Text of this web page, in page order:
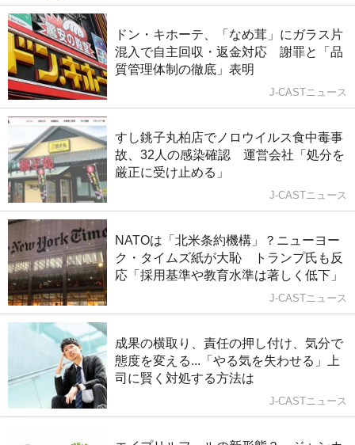
ドン・キホーテ、「なめ茸」にガラス片
混入で自主回収・返金対応 謝罪と「品
質管理体制の徹底」表明
J-CASTニュース
すし銚子丸柏店でノロウイルス食中毒事
故、32人の感染確認 運営会社「処分を
厳正に受け止める」
J-CASTニュース
NATOは「北米条約機構」？ニューヨー
ク・タイムズ紙が大恥 トランプ氏も反
応「採用基準や教育水準は著しく低下」
J-CASTニュース
成果の横取り、責任の押し付け、気分で
態度を変える...「やる気を失わせる」上
司に賢く対処する方法は
J-CASTニュース